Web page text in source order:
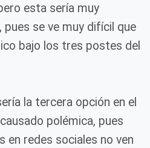
esta sería muy
se ve muy difícil que
bajo los tres postes del
la tercera opción en el
polémica, pues
en redes sociales no ven